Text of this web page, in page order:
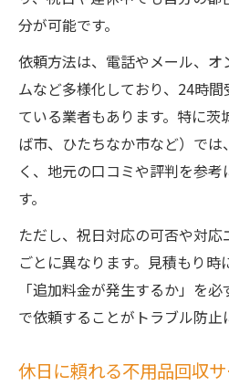
分が可能です。
依頼方法は、電話やメール、
ムなど多様化しており、24時
ている業者もあります。特に茨
ば市、ひたちなか市など）で
く、地元の口コミや評判を参
す。
ただし、祝日対応の可否や対
ごとに異なります。見積もり時
「追加料金が発生するか」を
で依頼することがトラブル防止
休日に頼れる不用品回収